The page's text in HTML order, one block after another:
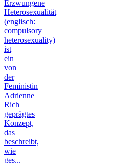
Erzwungene
Heterosexualität
(englisch:
compulsory
heterosexuality)
ist
ein
von
der
Feministin
Adrienne
Rich
geprägtes
Konzept,
das
beschreibt,
wie
ges...